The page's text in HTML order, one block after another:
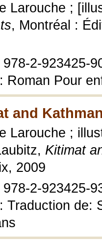
Larouche ;
, Montréal :
2-923425-
Roman Pour
and
Larouche ;
Kitimat
2009
2-923425-
Traduction de: